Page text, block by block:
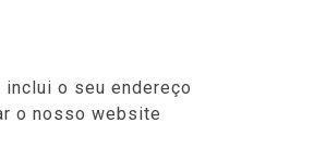
o seu endereço
o nosso website